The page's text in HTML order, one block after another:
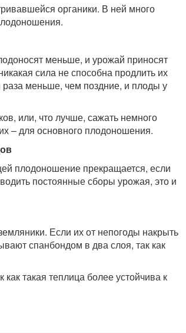
органики. В ней много
меньше, и урожай приносят
сила не способна продлить их
меньше, чем поздние, и плоды у
или, что лучше, сажать немного
– для основного плодоношения.
плодоношение прекращается, если
постоянные сборы урожая, это и
Если их от непогоды накрыть
спанбондом в два слоя, так как
такая теплица более устойчива к